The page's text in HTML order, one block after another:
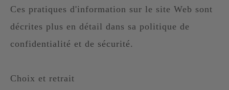
Ces pratiques d'information sur le site Web sont
décrites plus en détail dans sa politique de
confidentialité et de sécurité.
Choix et retrait